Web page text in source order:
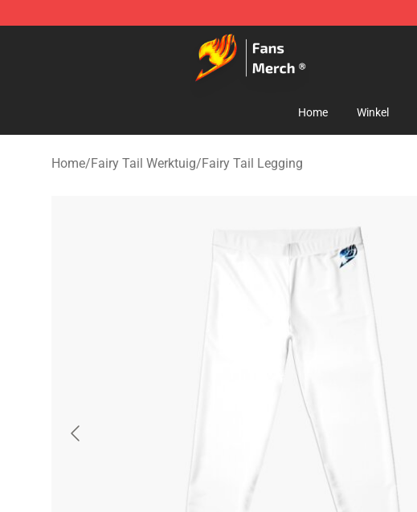
Fairy Tail Store - Official Fairy Tail Merchandise Shop
Home Winkel
Home/Fairy Tail Werktuig/Fairy Tail Legging